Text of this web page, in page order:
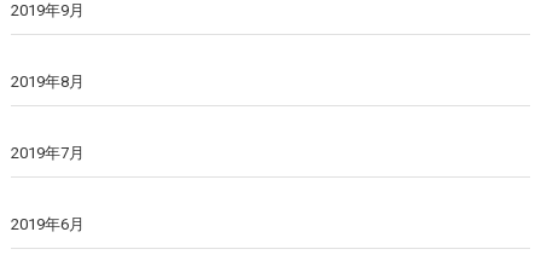
2019年9月
2019年8月
2019年7月
2019年6月